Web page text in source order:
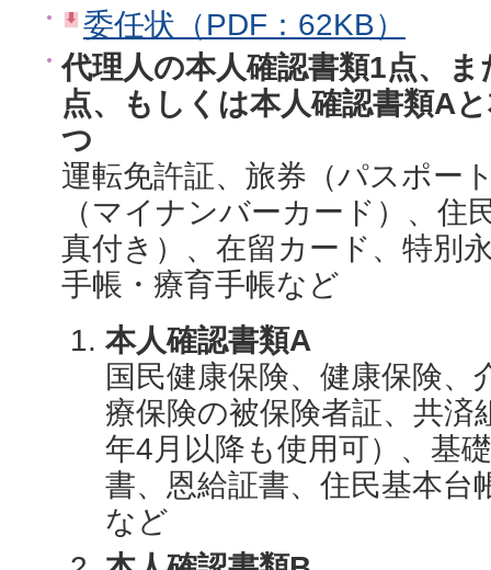
委任状（PDF：62KB）
代理人の本人確認書類1点、
点、もしくは本人確認書類A
つ
運転免許証、旅券（パスポー
（マイナンバーカード）、住
真付き）、在留カード、特別
手帳・療育手帳など
本人確認書類A
国民健康保険、健康保険、
療保険の被保険者証、共済
年4月以降も使用可）、基
書、恩給証書、住民基本台
など